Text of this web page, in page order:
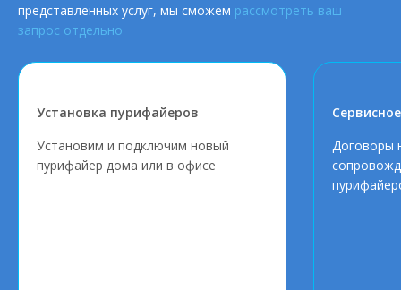
представленных услуг, мы сможем рассмотреть ваш
запрос отдельно
Установка пурифайеров
Установим и подключим новый
пурифайер дома или в офисе
Договоры